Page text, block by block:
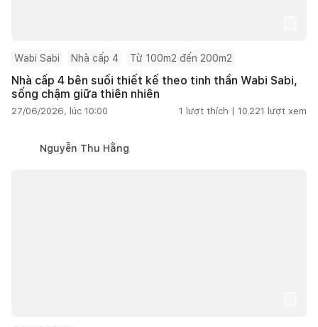
Wabi Sabi Nhà cấp 4 Từ 100m2 đến 200m2
Nhà cấp 4 bên suối thiết kế theo tinh thần Wabi Sabi,
sống chậm giữa thiên nhiên
27/06/2026, lúc 10:00 1 lượt thích | 10.221 lượt xem
Nguyễn Thu Hằng